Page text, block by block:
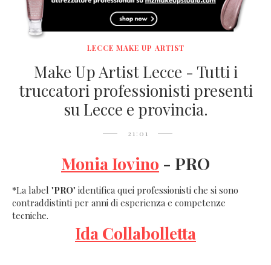
LECCE MAKE UP ARTIST
Make Up Artist Lecce - Tutti i
truccatori professionisti presenti
su Lecce e provincia.
21:01
Monia Iovino - PRO
*La label "PRO" identifica quei professionisti che si sono
contraddistinti per anni di esperienza e competenze
tecniche.
Ida Collabolletta